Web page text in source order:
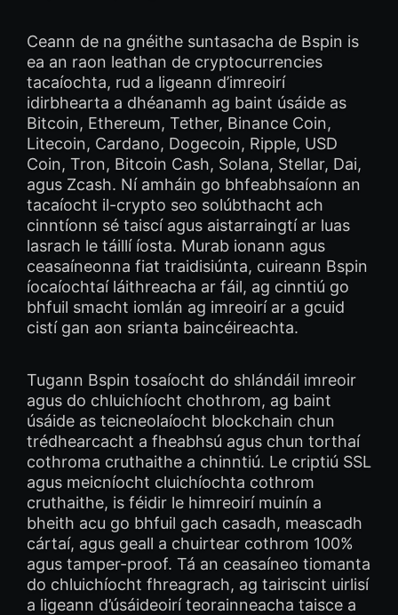
Ceann de na gnéithe suntasacha de Bspin is
ea an raon leathan de cryptocurrencies
tacaíochta, rud a ligeann d’imreoirí
idirbhearta a dhéanamh ag baint úsáide as
Bitcoin, Ethereum, Tether, Binance Coin,
Litecoin, Cardano, Dogecoin, Ripple, USD
Coin, Tron, Bitcoin Cash, Solana, Stellar, Dai,
agus Zcash. Ní amháin go bhfeabhsaíonn an
tacaíocht il-crypto seo solúbthacht ach
cinntíonn sé taiscí agus aistarraingtí ar luas
lasrach le táillí íosta. Murab ionann agus
ceasaíneonna fiat traidisiúnta, cuireann Bspin
íocaíochtaí láithreacha ar fáil, ag cinntiú go
bhfuil smacht iomlán ag imreoirí ar a gcuid
cistí gan aon srianta baincéireachta.
Tugann Bspin tosaíocht do shlándáil imreoir
agus do chluichíocht chothrom, ag baint
úsáide as teicneolaíocht blockchain chun
trédhearcacht a fheabhsú agus chun torthaí
cothroma cruthaithe a chinntiú. Le criptiú SSL
agus meicníocht cluichíochta cothrom
cruthaithe, is féidir le himreoirí muinín a
bheith acu go bhfuil gach casadh, meascadh
cártaí, agus geall a chuirtear cothrom 100%
agus tamper-proof. Tá an ceasaíneo tiomanta
do chluichíocht fhreagrach, ag tairiscint uirlisí
a ligeann d’úsáideoirí teorainneacha taisce a